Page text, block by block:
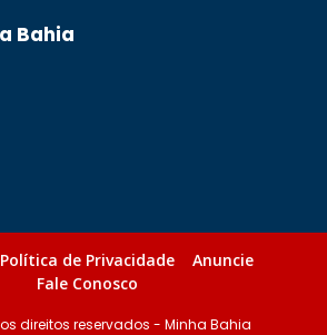
Bahia
Política de Privacidade
Anuncie
Fale Conosco
direitos reservados - Minha Bahia